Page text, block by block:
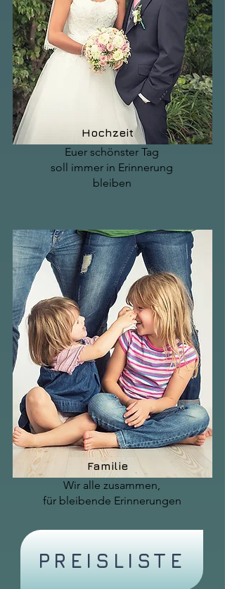
Hochzeit
Euer schönster Tag
soll immer in Erinnerung
bleiben
Familie
Wir alle zusammen,
für bleibende Erinnerungen
PREISLISTE